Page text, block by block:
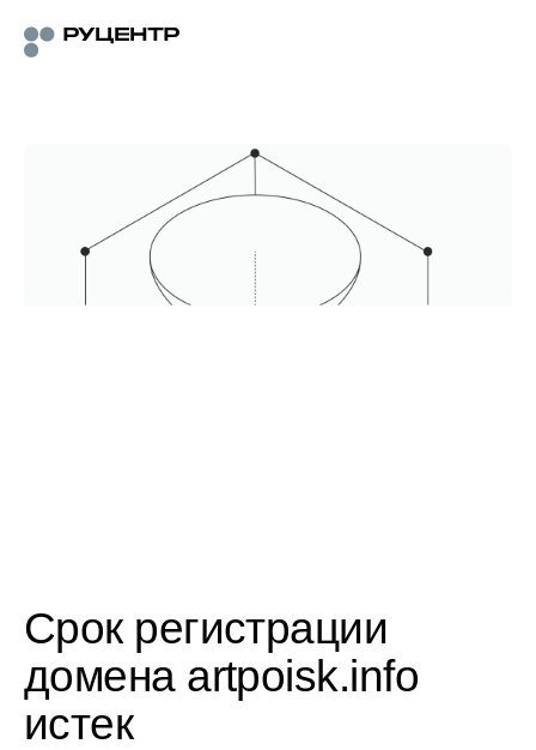
Срок регистрации
домена artpoisk.info
истек